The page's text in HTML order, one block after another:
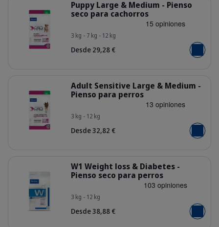
HQ_HPM_Packaging-without-
Puppy Large & Medium - Pienso
seco para cachorros
3 kg - 7 kg - 12 kg
Desde 29,28 € Añadir
Adult Sensitive Large & Medium -
Pienso para perros
3 kg - 12 kg
Desde 32,82 € Añadir
W1 Weight loss & Diabetes -
Pienso seco para perros
3 kg - 12 kg
Desde 38,88 € Añadir